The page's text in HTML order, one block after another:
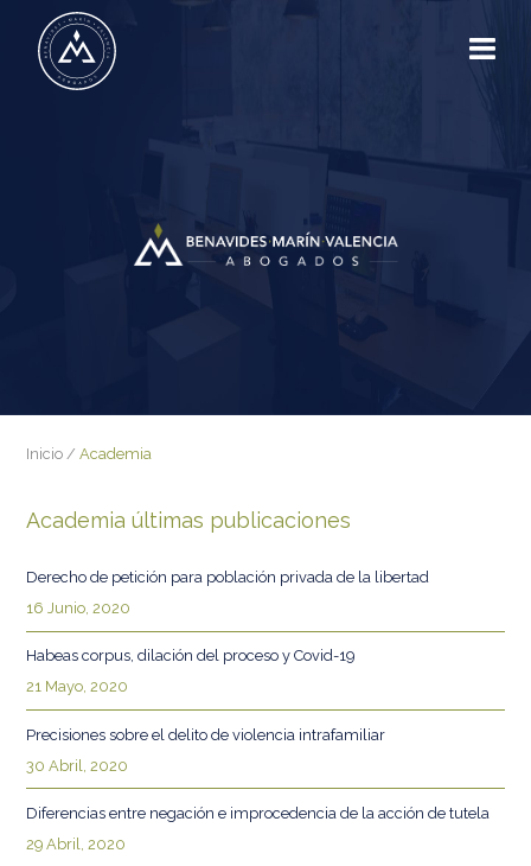
Inicio /Academia
Academia últimas publicaciones
Derecho de petición para población privada de la libertad
16 Junio, 2020
Habeas corpus, dilación del proceso y Covid-19
21 Mayo, 2020
Precisiones sobre el delito de violencia intrafamiliar
30 Abril, 2020
Diferencias entre negación e improcedencia de la acción de tutela
29 Abril, 2020